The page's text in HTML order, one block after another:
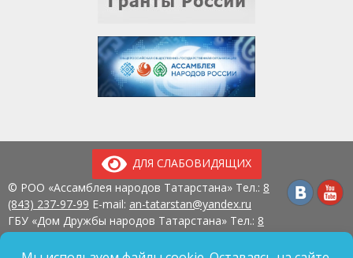
ДЛЯ СЛАБОВИДЯЩИХ
© РОО «Ассамблея народов Татарстана» Тел.: 8
(843) 237-97-99 E-mail: an-tatarstan@yandex.ru
ГБУ «Дом Дружбы народов Татарстана» Тел.: 8
420107, г. Казань, ул. Павлюхина, д. 57